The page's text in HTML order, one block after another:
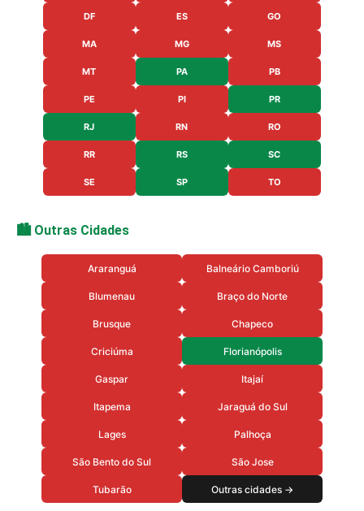
DF ES GO
MA MG MS
MT PA PB
PE PI PR
RJ RN RO
RR RS SC
SE SP TO
🏙️ Outras Cidades
Araranguá Balneário Camboriú
Blumenau Braço do Norte
Brusque Chapeco
Criciúma Florianópolis
Gaspar Itajaí
Itapema Jaraguá do Sul
Lages Palhoça
São Bento do Sul São Jose
Tubarão Outras cidades →